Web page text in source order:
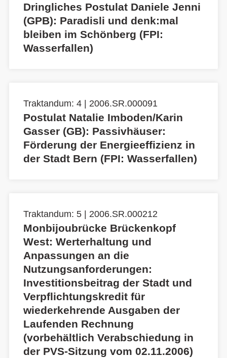
Dringliches Postulat Daniele Jenni
(GPB): Paradisli und denk:mal
bleiben im Schönberg (FPI:
Wasserfallen)
Traktandum: 4 | 2006.SR.000091
Postulat Natalie Imboden/Karin
Gasser (GB): Passivhäuser:
Förderung der Energieeffizienz in
der Stadt Bern (FPI: Wasserfallen)
Traktandum: 5 | 2006.SR.000212
Monbijoubrücke Brückenkopf
West: Werterhaltung und
Anpassungen an die
Nutzungsanforderungen:
Investitionsbeitrag der Stadt und
Verpflichtungskredit für
wiederkehrende Ausgaben der
Laufenden Rechnung
(vorbehältlich Verabschiedung in
der PVS-Sitzung vom 02.11.2006)